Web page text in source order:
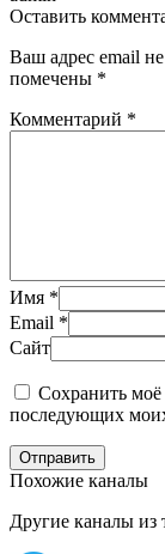
Оставить
Ваш адрес email
помечены *
Комментарий *
Имя *
Email *
Сайт
Сохранить моё
последующих
Отправить
Похожие каналы
Другие каналы из